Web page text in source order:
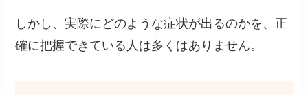
しかし、実際にどのような症状が出るのかを、正
確に把握できている人は多くはありません。